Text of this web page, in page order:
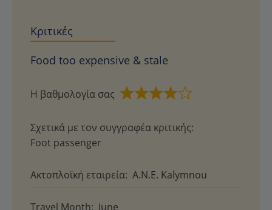
Κριτικές
Food too expensive & stale
Η βαθμολογία σας
Βαθμολογήθηκε
4
Σχετικά με τον συγγραφέα κριτικής:
Foot passenger
Ακτοπλοϊκή εταιρεία: A.N.E. Kalymnou
Travel Month: June